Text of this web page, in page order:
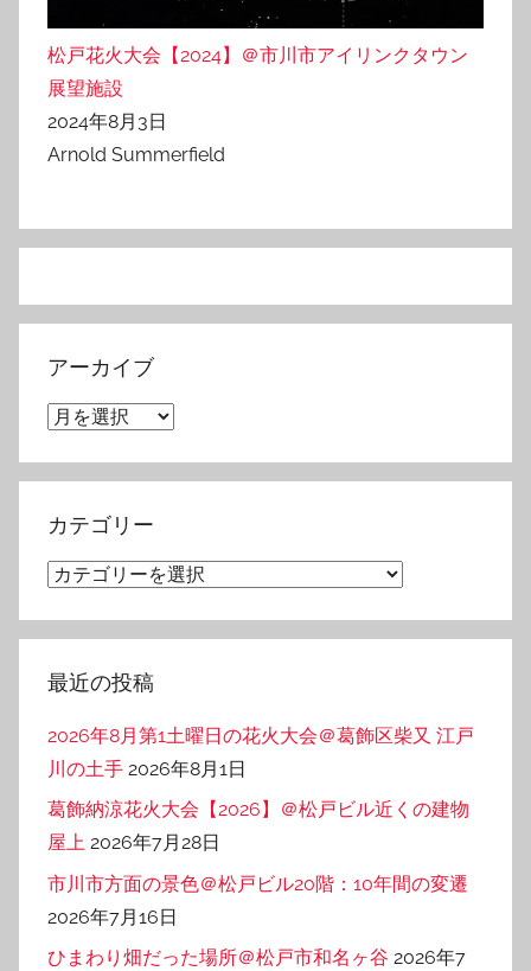
松戸花火大会【2024】＠市川市アイリンクタウン
展望施設
2024年8月3日
Arnold Summerfield
アーカイブ
ア
カ
イ
カテゴリー
カ
ゴ
リ
最近の投稿
2026年8月第1土曜日の花火大会＠葛飾区柴又 江戸
川の土手 2026年8月1日
葛飾納涼花火大会【2026】＠松戸ビル近くの建物
屋上 2026年7月28日
市川市方面の景色＠松戸ビル20階：10年間の変遷
2026年7月16日
ひまわり畑だった場所＠松戸市和名ヶ谷 2026年7